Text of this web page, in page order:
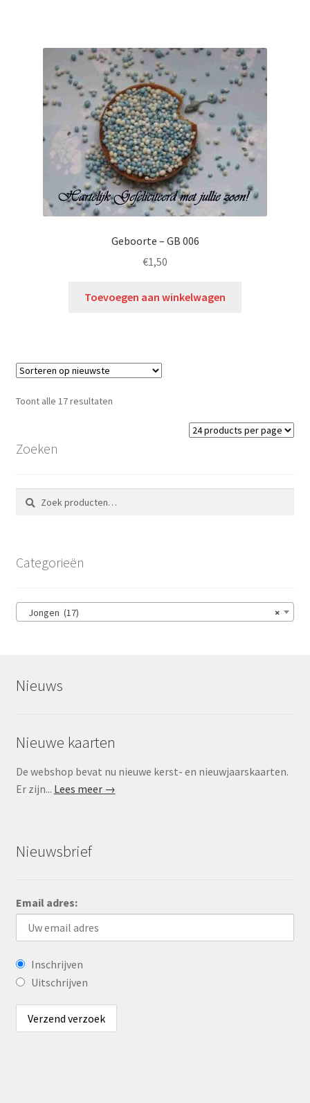
Geboorte – GB 006
€1,50
Toevoegen aan winkelwagen
Toont alle 17 resultaten
Zoeken
Zoeken
naar:
Zoeken
Categorieën
×
Jongen (17)
Nieuws
Nieuwe kaarten
De webshop bevat nu nieuwe kerst- en nieuwjaarskaarten.
Er zijn... Lees meer →
Nieuwsbrief
Email adres:
Inschrijven
Uitschrijven